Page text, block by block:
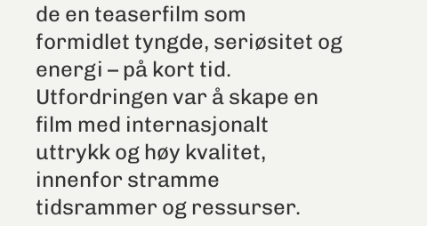
de en teaserfilm som
formidlet tyngde, seriøsitet og
energi – på kort tid.
Utfordringen var å skape en
film med internasjonalt
uttrykk og høy kvalitet,
innenfor stramme
tidsrammer og ressurser.